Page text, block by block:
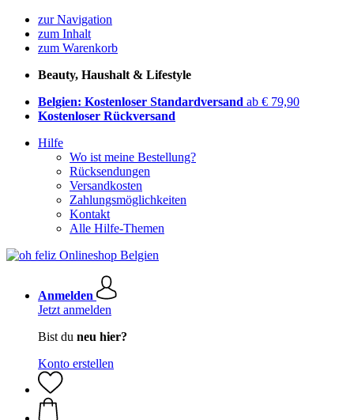
zur Navigation
zum Inhalt
zum Warenkorb
Beauty, Haushalt & Lifestyle
Belgien: Kostenloser Standardversand ab € 79,90
Kostenloser Rückversand
Hilfe
Wo ist meine Bestellung?
Rücksendungen
Versandkosten
Zahlungsmöglichkeiten
Kontakt
Alle Hilfe-Themen
Anmelden
Jetzt anmelden
Bist du neu hier?
Konto erstellen